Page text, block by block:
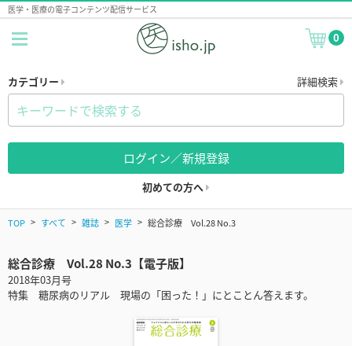
医学・医療の電子コンテンツ配信サービス
0
カテゴリー 詳細検索
ログイン／新規登録
初めての方へ
TOP すべて 雑誌 医学 総合診療 Vol.28 No.3
総合診療 Vol.28 No.3【電子版】
2018年03月号
特集 糖尿病のリアル 現場の「困った！」にとことん答えます。